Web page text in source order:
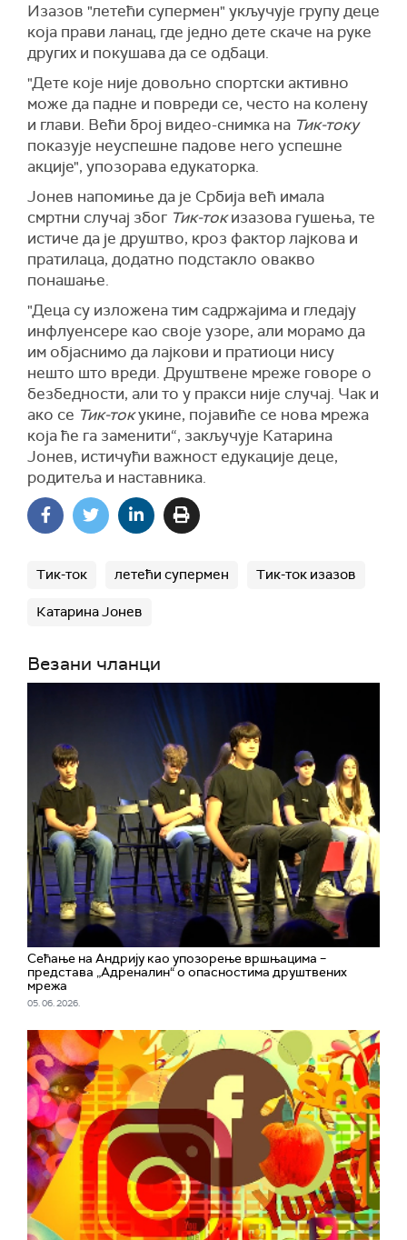
Изазов "летећи супермен" укључује групу деце
која прави ланац, где једно дете скаче на руке
других и покушава да се одбаци.
"Дете које није довољно спортски активно
може да падне и повреди се, често на колену
и глави. Већи број видео-снимка на Тик-току
показује неуспешне падове него успешне
акције", упозорава едукаторка.
Јонев напомиње да је Србија већ имала
смртни случај због Тик-токизазова гушења, те
истиче да је друштво, кроз фактор лајкова и
пратилаца, додатно подстакло овакво
понашање.
"Деца су изложена тим садржајима и гледају
инфлуенсере као своје узоре, али морамо да
им објаснимо да лајкови и пратиоци нису
нешто што вреди. Друштвене мреже говоре о
безбедности, али то у пракси није случај. Чак и
ако се Тик-токукине, појавиће се нова мрежа
која ће га заменити“, закључује Катарина
Јонев, истичући важност едукације деце,
родитеља и наставника.
Тик-ток летећи супермен Тик-ток изазов
Катарина Јонев
Везани чланци
Сећање на Андрију као упозорење вршњацима –
представа „Адреналин“ о опасностима друштвених
мрежа
05. 06. 2026.